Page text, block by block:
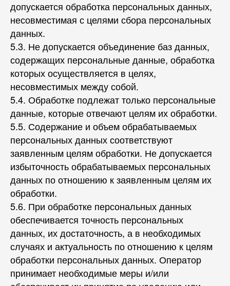
допускается обработка персональных данных,
несовместимая с целями сбора персональных
данных.
5.3. Не допускается объединение баз данных,
содержащих персональные данные, обработка
которых осуществляется в целях,
несовместимых между собой.
5.4. Обработке подлежат только персональные
данные, которые отвечают целям их обработки.
5.5. Содержание и объем обрабатываемых
персональных данных соответствуют
заявленным целям обработки. Не допускается
избыточность обрабатываемых персональных
данных по отношению к заявленным целям их
обработки.
5.6. При обработке персональных данных
обеспечивается точность персональных
данных, их достаточность, а в необходимых
случаях и актуальность по отношению к целям
обработки персональных данных. Оператор
принимает необходимые меры и/или